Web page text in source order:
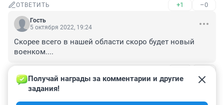
ОТВЕТИТЬ +1 –0
Гость
5 октября 2022, 19:24
Скорее всего в нашей области скоро будет новый
военком....
Гость
Получай награды за комментарии и другие
задания!